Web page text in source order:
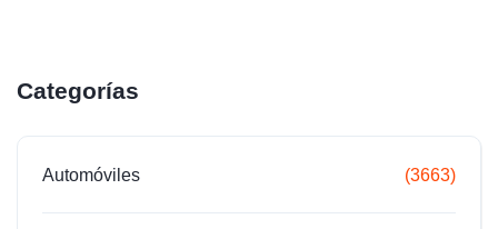
Categorías
Automóviles (3663)